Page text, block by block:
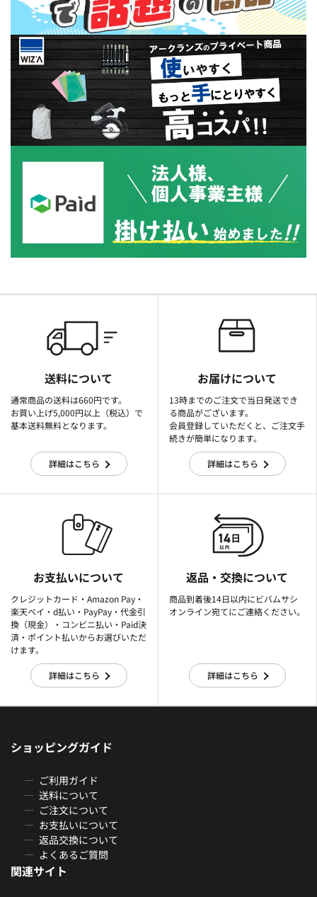
送料について
通常商品の送料は660円です。
お買い上げ5,000円以上（税込）で
基本送料無料となります。
詳細はこちら
お届けについて
13時までのご注文で当日発送でき
る商品がございます。
会員登録していただくと、ご注文手
続きが簡単になります。
詳細はこちら
お支払いについて
クレジットカード・Amazon Pay・
楽天ぺイ・d払い・PayPay・代金引
換（現金）・コンビニ払い・Paid決
済・ポイント払いからお選びいただ
けます。
詳細はこちら
返品・交換について
商品到着後14日以内にビバムサシ
オンライン宛てにご連絡ください。
詳細はこちら
ショッピングガイド
ご利用ガイド
送料について
ご注文について
お支払いについて
返品交換について
よくあるご質問
関連サイト